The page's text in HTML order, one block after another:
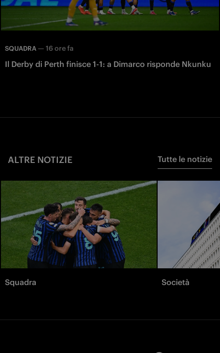
SQUADRA — 16 ore fa
Il Derby di Perth finisce 1-1: a Dimarco risponde Nkunku
ALTRE NOTIZIE Tutte le notizie
Squadra Società